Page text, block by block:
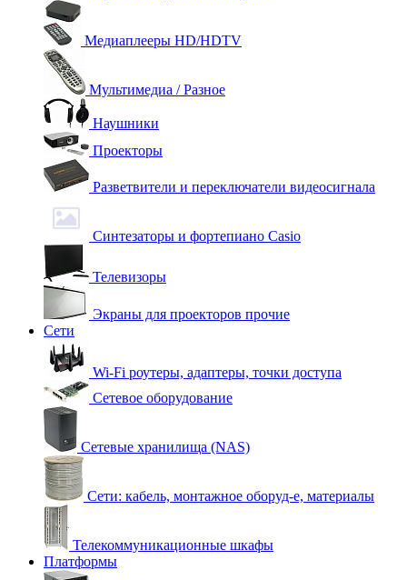
Медиаплееры HD/HDTV
Мультимедиа / Разное
Наушники
Проекторы
Разветвители и переключатели видеосигнала
Синтезаторы и фортепиано Casio
Телевизоры
Экраны для проекторов прочие
Сети
Wi-Fi роутеры, адаптеры, точки доступа
Сетевое оборудование
Сетевые хранилища (NAS)
Сети: кабель, монтажное оборуд-е, материалы
Телекоммуникационные шкафы
Платформы